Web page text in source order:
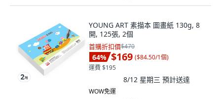
YOUNG ART 素描本 圖畫紙 130g, 8
開, 125張, 2個
首購折扣價$470
64% $169 ($84.50/1個)
運費 $195
8/12 星期三 預計送達
WOW免運